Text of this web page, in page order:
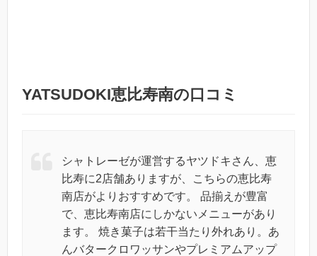
YATSUDOKI恵比寿南の口コミ
シャトレーゼが運営するヤツドキさん、恵
比寿に2店舗ありますが、こちらの恵比寿
南店がよりおすすめです。 品揃えが豊富
で、恵比寿南店にしかないメニューがあり
ます。 焼き菓子は若干当たり外れあり。あ
んバタークロワッサンやプレミアムアップ